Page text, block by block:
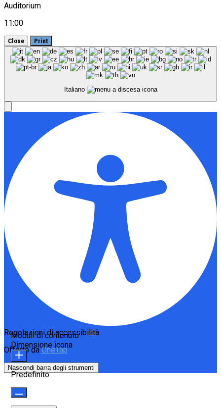
Auditorium
11:00
Close Print
Italiano
Regolazioni di accessibilità
Offerto daOneTap
Nascondi barra degli strumenti
Moduli di contenuto
Dimensione icona
Predefinito